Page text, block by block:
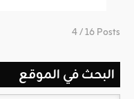
4 / 16 Posts
البحث في الموقع